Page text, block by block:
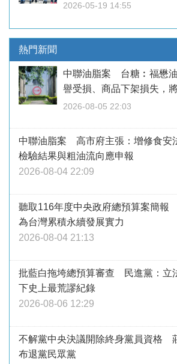
2026-05-19 14:55
熱門新聞
中聯油脂案 台糖︰福懋
譽受損、商品下架損失，
2026-08-05 22:03
中聯油脂案 高市府主張：增修食安
檢驗結果與粗油流向應申報
2026-08-04 22:09
聽取116年度中央政府總預算案簡報
為台灣累積永續發展實力
2026-08-04 21:13
批藍白拖垮總預算審查 民進黨：立
下史上最荒謬紀錄
2026-08-06 12:29
不解黨中央決議開除終身黨員資格
布退黨民眾黨